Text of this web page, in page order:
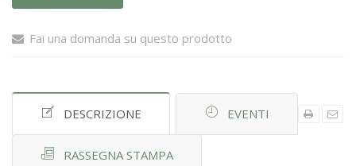
Fai una domanda su questo prodotto
DESCRIZIONE EVENTI
RASSEGNA STAMPA